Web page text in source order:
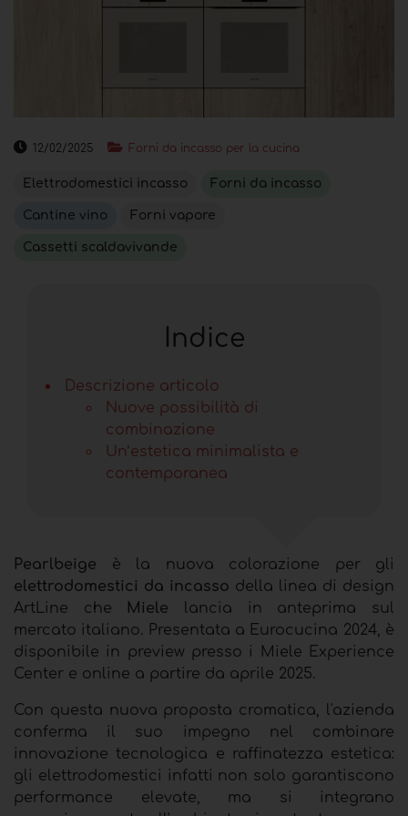
12/02/2025 Forni da incasso per la cucina
Elettrodomestici incasso Forni da incasso
Cantine vino Forni vapore
Cassetti scaldavivande
Indice
Descrizione articolo
Nuove possibilità di
combinazione
Un’estetica minimalista e
contemporanea
Pearlbeige è la nuova colorazione per gli
elettrodomestici da incasso della linea di design
ArtLine che
Miele lancia in anteprima sul
mercato italiano. Presentata a Eurocucina 2024, è
disponibile in preview presso i Miele Experience
Center e online a partire da aprile 2025.
Con questa nuova proposta cromatica, l'azienda
conferma il suo impegno nel combinare
innovazione tecnologica e raffinatezza estetica:
gli elettrodomestici infatti non solo garantiscono
performance elevate, ma si integrano